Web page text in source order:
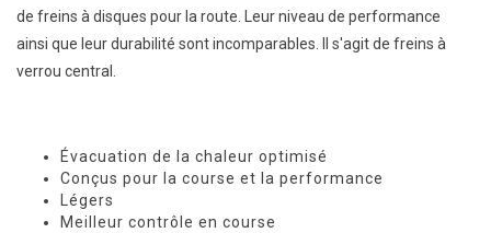
de freins à disques pour la route. Leur niveau de performance
ainsi que leur durabilité sont incomparables. Il s'agit de freins à
verrou central.
Évacuation de la chaleur optimisé
Conçus pour la course et la performance
Légers
Meilleur contrôle en course